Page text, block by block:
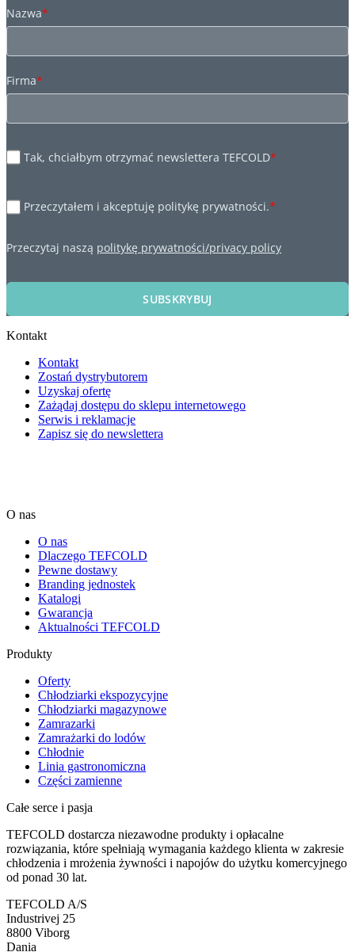
Nazwa*
Firma*
Tak, chciałbym otrzymać newslettera TEFCOLD*
Przeczytałem i akceptuję politykę prywatności.*
Przeczytaj naszą politykę prywatności/privacy policy
SUBSKRYBUJ
Kontakt
Kontakt
Zostań dystrybutorem
Uzyskaj ofertę
Zażądaj dostępu do sklepu internetowego
Serwis i reklamacje
Zapisz się do newslettera
O nas
O nas
Dlaczego TEFCOLD
Pewne dostawy
Branding jednostek
Katalogi
Gwarancja
Aktualności TEFCOLD
Produkty
Oferty
Chłodziarki ekspozycyjne
Chłodziarki magazynowe
Zamrazarki
Zamrażarki do lodów
Chłodnie
Linia gastronomiczna
Części zamienne
Całe serce i pasja
TEFCOLD dostarcza niezawodne produkty i opłacalne
rozwiązania, które spełniają wymagania każdego klienta w zakresie
chłodzenia i mrożenia żywności i napojów do użytku komercyjnego
od ponad 30 lat.
TEFCOLD A/S
Industrivej 25
8800 Viborg
Dania